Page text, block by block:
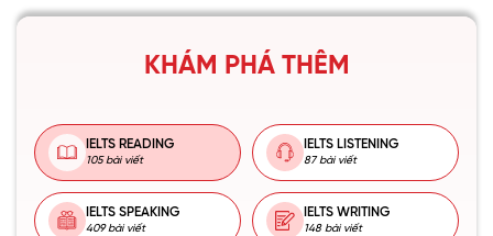
KHÁM PHÁ THÊM
IELTS READING
105 bài viết
IELTS LISTENING
87 bài viết
IELTS SPEAKING
409 bài viết
IELTS WRITING
148 bài viết